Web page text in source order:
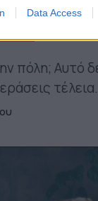
Data Access
αυτό το
πόλη; Αυτό
τέλεια.